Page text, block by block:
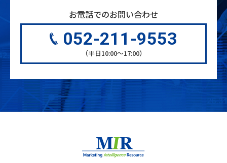
お電話でのお問い合わせ
052-211-9553
（平日10:00〜17:00）